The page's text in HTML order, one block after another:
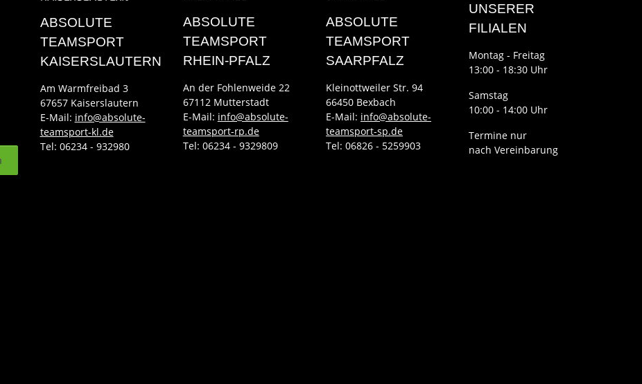
ABSOLUTE
TEAMSPORT
KAISERSLAUTERN
Am Warmfreibad 3
67657 Kaiserslautern
E-Mail: info@absolute-
teamsport-kl.de
Tel: 06234 - 932980
ABSOLUTE
TEAMSPORT
RHEIN-PFALZ
An der Fohlenweide 22
67112 Mutterstadt
E-Mail: info@absolute-
teamsport-rp.de
Tel: 06234 - 9329809
ABSOLUTE
TEAMSPORT
SAARPFALZ
Kleinottweiler Str. 94
66450 Bexbach
E-Mail: info@absolute-
teamsport-sp.de
Tel: 06826 - 5259903
UNSERER
FILIALEN
Montag - Freitag
13:00 - 18:30 Uhr
Samstag
10:00 - 14:00 Uhr
Termine nur
nach Vereinbarung